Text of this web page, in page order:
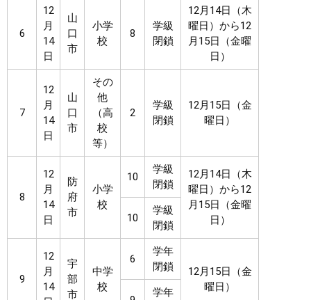
6
12
月
14
日
山
口
市
小学
校
8
学級
閉鎖
12月14日（木
曜日）から12
月15日（金曜
日）
7
12
月
14
日
山
口
市
その
他
（高
校
等）
2
学級
閉鎖
12月15日（金
曜日）
8
12
月
14
日
防
府
市
小学
校
10
学級
閉鎖
12月14日（木
曜日）から12
月15日（金曜
日）
10
学級
閉鎖
9
12
月
14
宇
部
市
中学
校
6
学年
閉鎖
12月15日（金
曜日）
学年